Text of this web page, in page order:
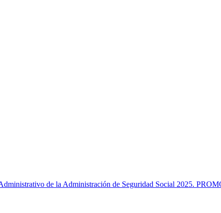
de la Administración de Seguridad Social 2025.